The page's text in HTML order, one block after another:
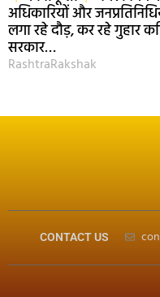
अधिकारियों और
लगा रहे दौड़, कर रहे गुहार
सरकार…
RashtraRakshak
CONTACT US